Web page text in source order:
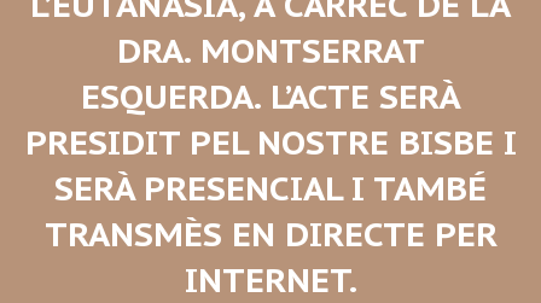
DRA. MONTSERRAT
ESQUERDA. L’ACTE SERÀ
PRESIDIT PEL NOSTRE BISBE I
SERÀ PRESENCIAL I TAMBÉ
TRANSMÈS EN DIRECTE PER
INTERNET.